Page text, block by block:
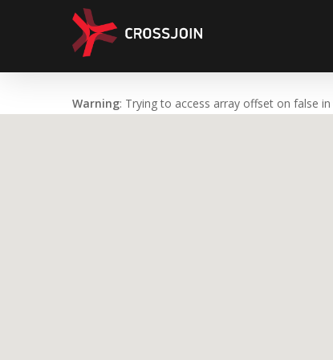
content
Warning: Trying to access array offset on false in